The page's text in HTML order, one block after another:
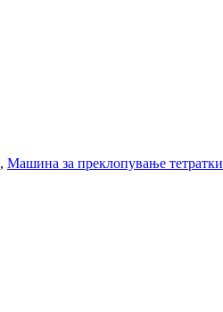
, Машина за преклопување тетратки